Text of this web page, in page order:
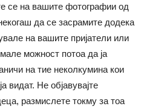
се на вашите фотографии од
да се засрамите додека
на вашите пријатели или
можност потоа да ја
на тие неколкумина кои
видат. Не објавувајте
размислете токму за тоа